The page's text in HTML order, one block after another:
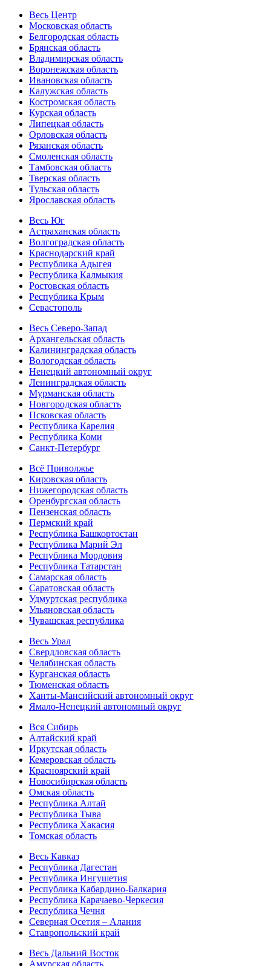
Весь Центр
Московская область
Белгородская область
Брянская область
Владимирская область
Воронежская область
Ивановская область
Калужская область
Костромская область
Курская область
Липецкая область
Орловская область
Рязанская область
Смоленская область
Тамбовская область
Тверская область
Тульская область
Ярославская область
Весь Юг
Астраханская область
Волгоградская область
Краснодарский край
Республика Адыгея
Республика Калмыкия
Ростовская область
Республика Крым
Севастополь
Весь Северо-Запад
Архангельская область
Калининградская область
Вологодская область
Ненецкий автономный округ
Ленинградская область
Мурманская область
Новгородская область
Псковская область
Республика Карелия
Республика Коми
Санкт-Петербург
Всё Приволжье
Кировская область
Нижегородская область
Оренбургская область
Пензенская область
Пермский край
Республика Башкортостан
Республика Марий Эл
Республика Мордовия
Республика Татарстан
Самарская область
Саратовская область
Удмуртская республика
Ульяновская область
Чувашская республика
Весь Урал
Свердловская область
Челябинская область
Курганская область
Тюменская область
Ханты-Мансийский автономный округ
Ямало-Ненецкий автономный округ
Вся Сибирь
Алтайский край
Иркутская область
Кемеровская область
Красноярский край
Новосибирская область
Омская область
Республика Алтай
Республика Тыва
Республика Хакасия
Томская область
Весь Кавказ
Республика Дагестан
Республика Ингушетия
Республика Кабардино-Балкария
Республика Карачаево-Черкесия
Республика Чечня
Северная Осетия – Алания
Ставропольский край
Весь Дальний Восток
Амурская область